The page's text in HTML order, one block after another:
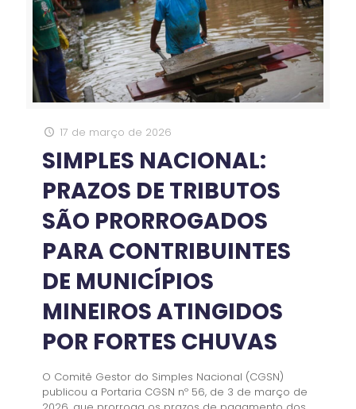
17 de março de 2026
SIMPLES NACIONAL:
PRAZOS DE TRIBUTOS
SÃO PRORROGADOS
PARA CONTRIBUINTES
DE MUNICÍPIOS
MINEIROS ATINGIDOS
POR FORTES CHUVAS
O Comitê Gestor do Simples Nacional (CGSN)
publicou a Portaria CGSN nº 56, de 3 de março de